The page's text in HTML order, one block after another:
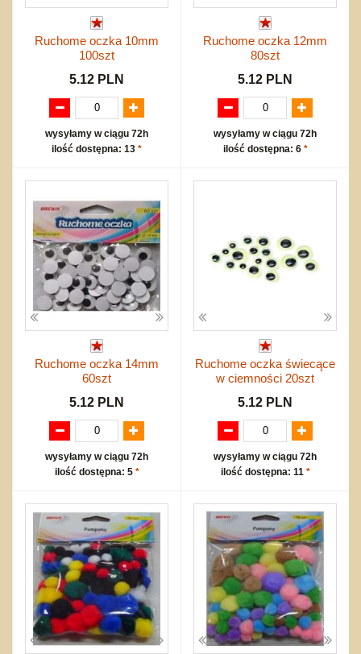
Ruchome oczka 10mm
100szt
5.12 PLN
wysyłamy w ciągu 72h
ilość dostępna: 13 *
Ruchome oczka 12mm
80szt
5.12 PLN
wysyłamy w ciągu 72h
ilość dostępna: 6 *
Ruchome oczka 14mm
60szt
5.12 PLN
wysyłamy w ciągu 72h
ilość dostępna: 5 *
Ruchome oczka świecące
w ciemności 20szt
5.12 PLN
wysyłamy w ciągu 72h
ilość dostępna: 11 *